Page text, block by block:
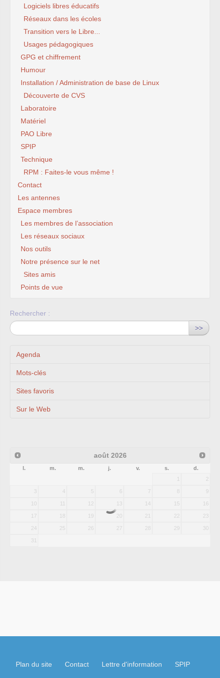
Logiciels libres éducatifs
Réseaux dans les écoles
Transition vers le Libre...
Usages pédagogiques
GPG et chiffrement
Humour
Installation / Administration de base de Linux
Découverte de CVS
Laboratoire
Matériel
PAO Libre
SPIP
Technique
RPM : Faites-le vous même !
Contact
Les antennes
Espace membres
Les membres de l’association
Les réseaux sociaux
Nos outils
Notre présence sur le net
Sites amis
Points de vue
Rechercher :
>>
Agenda
Mots-clés
Sites favoris
Sur le Web
août 2026
l. m. m. j. v. s.
d.
1
2
3 4 5 6 7 8 9
10 11 12 13 14 15 16
17 18 19 20 21 22 23
24 25 26 27 28 29 30
31
Plan du site Contact Lettre d'information SPIP